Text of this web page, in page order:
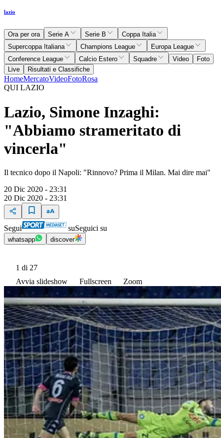
lazio
Ora per ora Serie A Serie B
Coppa Italia
Supercoppa Italiana
Champions League
Europa League
Conference League
Calcio Estero Squadre Video
Foto
Live
Risultati e Classifiche
HomeMercatoVideoFotoRosa
QUI LAZIO
Lazio, Simone Inzaghi:
"Abbiamo strameritato di
vincerla"
Il tecnico dopo il Napoli: "Rinnovo? Prima il Milan. Mai dire mai"
20 Dic 2020 - 23:31
20 Dic 2020 - 23:31
Segui suSeguici su
whatsapp discover
1 di 27
Avvia slideshow
Fullscreen Zoom